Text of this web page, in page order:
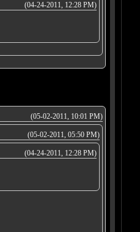
(04-24-2011, 12:28 PM)
(05-02-2011, 10:01 PM)
(05-02-2011, 05:50 PM)
(04-24-2011, 12:28 PM)